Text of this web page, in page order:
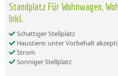
Standplatz Für Wohnwagen,
Inkl.
Schattiger Stellplatz
Haustiere: unter Vorbehalt
Strom
Sonniger Stellplatz